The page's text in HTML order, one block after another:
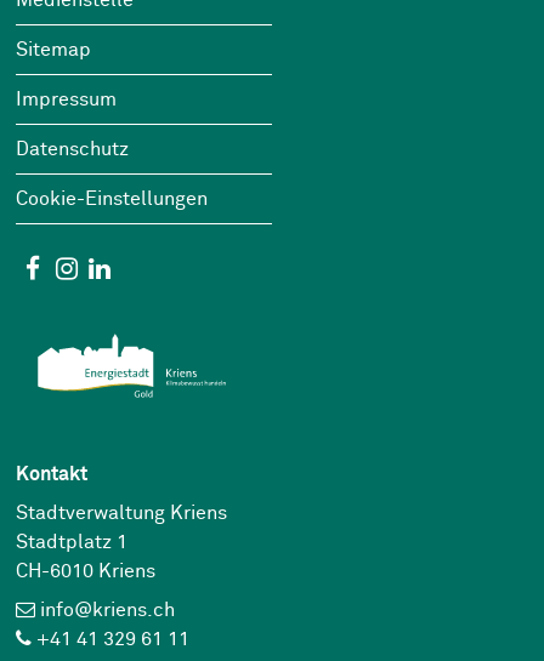
Footer
Sitemap
Impressum
Datenschutz
Cookie-Einstellungen
Social Media
Facebook
Instagram
Kontakt
Stadtverwaltung Kriens
Stadtplatz 1
CH-6010 Kriens
info@kriens.ch
+41 41 329 61 11